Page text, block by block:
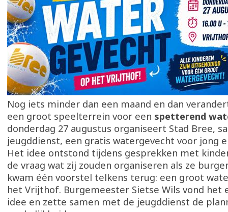
Nog iets minder dan een maand en dan
een groot speelterrein voor een spetterend
donderdag 27 augustus organiseert Stad Bree,
jeugddienst, een gratis watergevecht voor jong
Het idee ontstond tijdens gesprekken met
de vraag wat zij zouden organiseren als ze
kwam één voorstel telkens terug: een groot
het Vrijthof. Burgemeester Sietse Wils vond het
idee en zette samen met de jeugddienst de